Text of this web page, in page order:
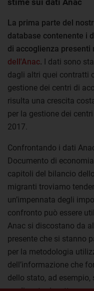
La prima parte del
database contenente i
di accoglienza presenti
dell'Anac. I dati sono
dagli altri quei contratti
gestione dei centri di
risulta una crescita
per la gestione dei
2017.
Confrontando i dati
Documento di
capitoli del bilancio
migranti troviamo
un’impennata degli
confronto può essere
Anac si discostano da
presente che si stanno
per la metodologia
dell’informazione che
dello stato, ad